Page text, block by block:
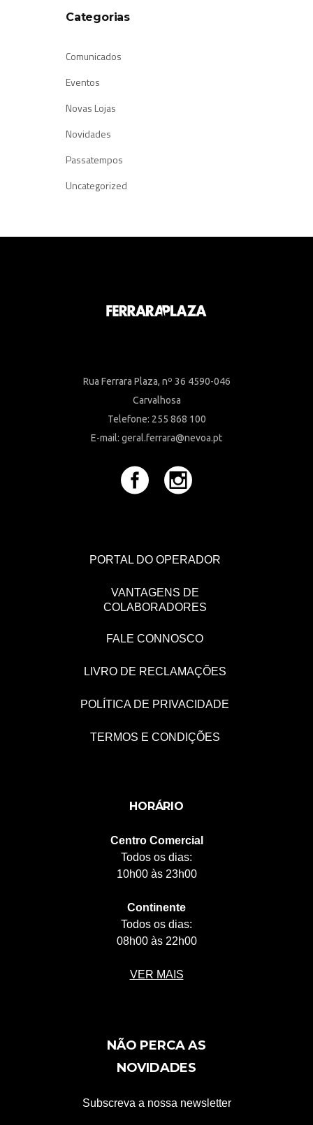
Categorias
Comunicados
Eventos
Novas Lojas
Novidades
Passatempos
Uncategorized
Rua Ferrara Plaza, nº 36 4590-046
Carvalhosa
Telefone: 255 868 100
E-mail: geral.ferrara@nevoa.pt
PORTAL DO OPERADOR
VANTAGENS DE
COLABORADORES
FALE CONNOSCO
LIVRO DE RECLAMAÇÕES
POLÍTICA DE PRIVACIDADE
TERMOS E CONDIÇÕES
HORÁRIO
Centro Comercial
Todos os dias:
10h00 às 23h00
Continente
Todos os dias:
08h00 às 22h00
VER MAIS
NÃO PERCA AS
NOVIDADES
Subscreva a nossa newsletter